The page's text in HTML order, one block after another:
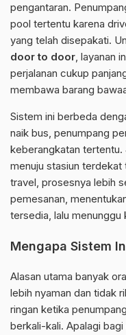
pengantaran.
pool tertentu karena
yang telah disepakati.
door to door, layanan
perjalanan cukup
membawa barang
Sistem ini berbeda
naik bus, penumpang
keberangkatan tertentu.
menuju stasiun terdekat
travel, prosesnya lebih
pemesanan,
tersedia, lalu
Mengapa Sistem
Alasan utama banyak
lebih nyaman dan tidak
ringan ketika
berkali-kali. Apalagi